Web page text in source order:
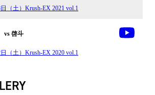
（土）Krush-EX 2021 vol.1
vs 啓斗
（土）Krush-EX 2020 vol.1